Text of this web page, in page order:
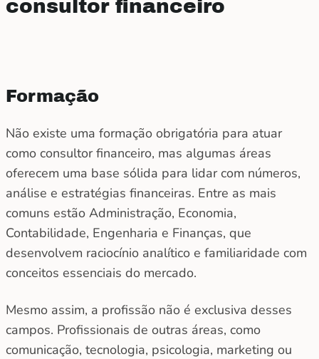
consultor financeiro
Formação
Não existe uma formação obrigatória para atuar
como consultor financeiro, mas algumas áreas
oferecem uma base sólida para lidar com números,
análise e estratégias financeiras. Entre as mais
comuns estão Administração, Economia,
Contabilidade, Engenharia e Finanças, que
desenvolvem raciocínio analítico e familiaridade com
conceitos essenciais do mercado.
Mesmo assim, a profissão não é exclusiva desses
campos. Profissionais de outras áreas, como
comunicação, tecnologia, psicologia, marketing ou